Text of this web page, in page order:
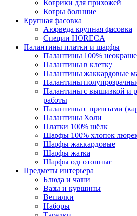
Коврики для прихожей
Ковры большие
Крупная фасовка
Аюрведа крупная фасовка
Специи HORECA
Палантины платки и шарфы
Палантины 100%
Палантины в клетку
Палантины жаккардовые
Палантины
Палантины с вышивкой и
работы
Палантины с принтами
Палантины Холи
Платки 100% шёлк
Шарфы 100% хлопок
Шарфы жаккардовые
Шарфы жатка
Шарфы однотонные
Предметы интерьера
Блюда и чаши
Вазы и кувшины
Вешалки
Наборы